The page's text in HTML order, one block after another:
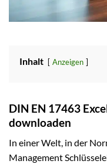
Inhalt Anzeigen
DIN EN 17463
downloaden
In einer Welt, in der
Management